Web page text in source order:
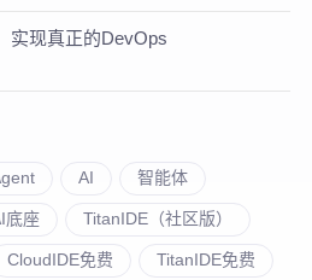
实现真正的DevOps
AI 智能体
底座 TitanIDE（社区版）
CloudIDE免费 TitanIDE免费